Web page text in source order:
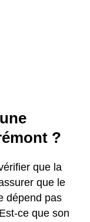
?
que la
que le
dépend pas
ce que son